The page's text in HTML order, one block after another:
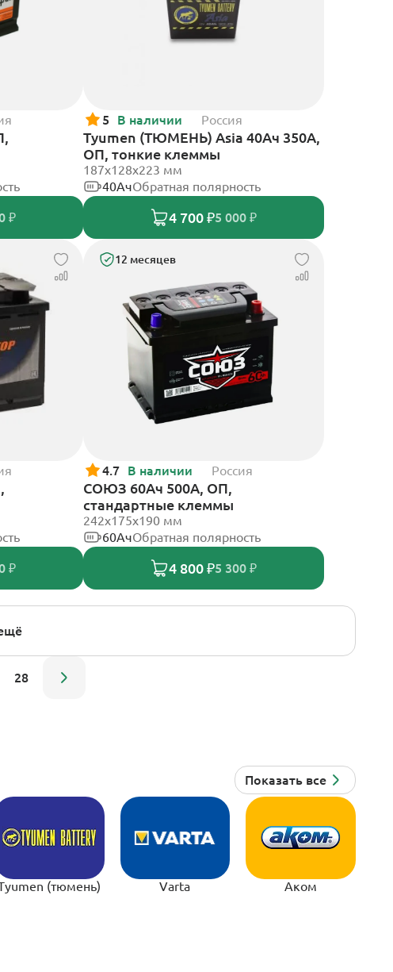
₽
5 В наличии Россия
Tyumen (ТЮМЕНЬ) Asia 40Ач 350А,
ОП, тонкие клеммы
187х128х223 мм
40АчОбратная полярность
4 700 ₽5 000 ₽
₽
12 месяцев
4.7 В наличии Россия
СОЮЗ 60Ач 500А, ОП,
стандартные клеммы
242x175x190 мм
60АчОбратная полярность
4 800 ₽5 300 ₽
28
(тюмень) Varta Аком